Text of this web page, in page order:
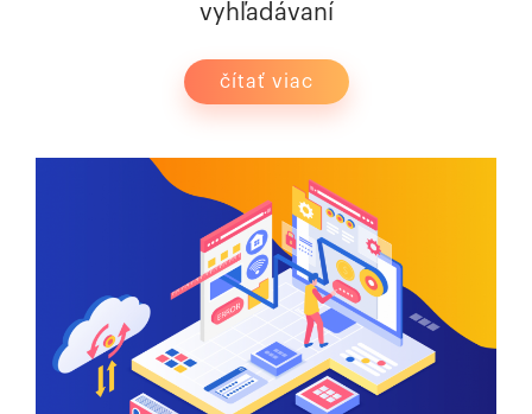
vyhľadávaní
čítať viac